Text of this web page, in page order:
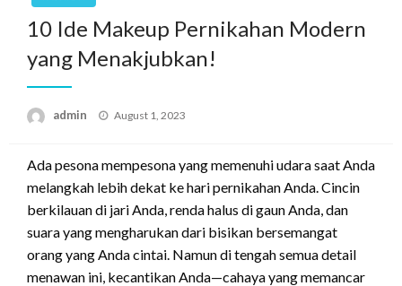
10 Ide Makeup Pernikahan Modern
yang Menakjubkan!
admin
Posted
August 1, 2023
Ada pesona mempesona yang memenuhi udara saat Anda
melangkah lebih dekat ke hari pernikahan Anda. Cincin
berkilauan di jari Anda, renda halus di gaun Anda, dan
suara yang mengharukan dari bisikan bersemangat
orang yang Anda cintai. Namun di tengah semua detail
menawan ini, kecantikan Anda—cahaya yang memancar